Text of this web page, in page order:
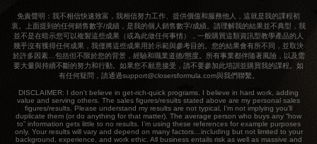
免責聲明：我不相信快速致富，我相信努力工作、提供價值和服務他人，這就是我的課程初
衷。上面提到的任何銷售數字/成績，是我的個人銷售數字/成績。請理解我的結果並不典型，我
並不是在暗示您可以複製這些成果（或為此做任何事情），一般購買這類資訊型教學產品的人
幾乎沒有獲得任何成果，我僅將這些成果用於示範與參考目的。您的結果會有所不同，並取決
於許多因素…包括但不限於您的背景，經驗和職業道德/態度。所有事業都伴隨著風險，以及需
要大量與持續不斷的努力和行動。如果您不願意接受，請不要參加此培訓並購買我的課程。如
有任何疑問，請通過support@closersformula.com與我們聯繫。
DISCLAIMER: I don't believe in get-rich-quick programs. I believe in hard work, adding
value and serving others. The sales figures/results stated above are my personal sales
figures/results. Please understand my results are not typical, I’m not implying you’ll
duplicate them (or do anything for that matter). The average person who buys any “how
to” information gets little to no results. I’m using these references for example purposes
only. Your results will vary and depend on many factors…including but not limited to your
background, experience, and work ethic. All business entails risk as well as massive and